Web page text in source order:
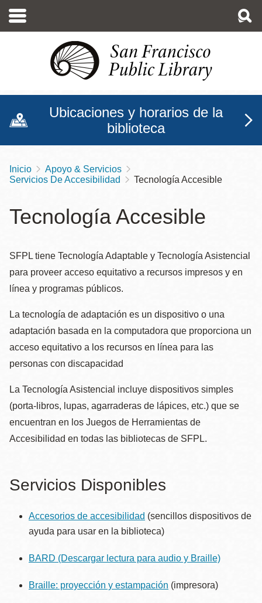
contenido
Ubicaciones y horarios de la
biblioteca
Sobrescribir
de
a
la
navegación
Inicio
Apoyo & Servicios
Servicios De Accesibilidad
Tecnología Accesible
Tecnología Accesible
SFPL tiene Tecnología Adaptable y Tecnología Asistencial
para proveer acceso equitativo a recursos impresos y en
línea y programas públicos.
La tecnología de adaptación es un dispositivo o una
adaptación basada en la computadora que proporciona un
acceso equitativo a los recursos en línea para las
personas con discapacidad
La Tecnología Asistencial incluye dispositivos simples
(porta-libros, lupas, agarraderas de lápices, etc.) que se
encuentran en los Juegos de Herramientas de
Accesibilidad en todas las bibliotecas de SFPL.
Servicios Disponibles
Accesorios de accesibilidad (sencillos dispositivos de
ayuda para usar en la biblioteca)
BARD (Descargar lectura para audio y Braille)
Braille: proyección y estampación (impresora)